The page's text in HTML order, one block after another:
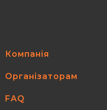
Компанія
Організаторам
FAQ